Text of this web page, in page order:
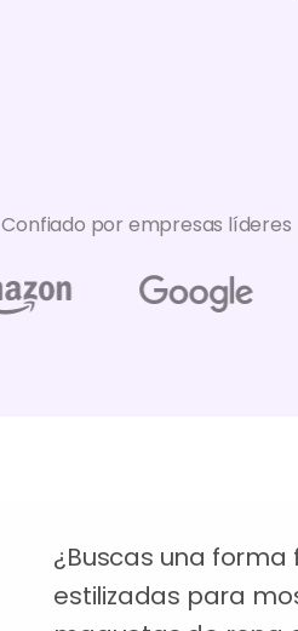
Confiado por empresas líderes
¿Buscas una
estilizadas para